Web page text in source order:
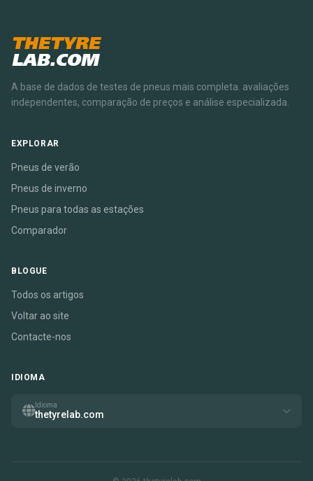
THETYRE
LAB.COM
A base de dados de testes de pneus mais completa. avaliações
independentes, comparação de preços e análise especializada.
EXPLORAR
Pneus de verão
Pneus de inverno
Pneus para todas as estações
Comparador
BLOGUE
Todos os artigos
Voltar ao site
Contacte-nos
IDIOMA
Idioma
thetyrelab.com